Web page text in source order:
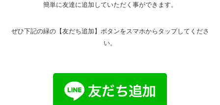
簡単に友達に追加していただく事ができます。
ぜひ下記の緑の【友だち追加】ボタンをスマホからタップしてくださ
い。